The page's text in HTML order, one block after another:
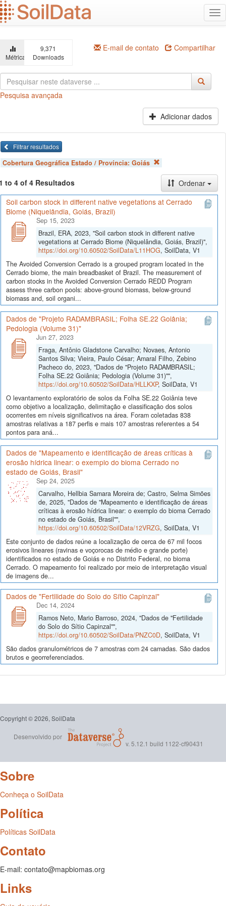
Ir
para
o
principal
Métricas
9,371
Downloads
E-mail de contato Compartilhar
Pesquisa avançada
Adicionar dados
Filtrar resultados
Cobertura Geográfica Estado / Província: Goiás
to 4 of 4 Resultados
Ordenar
Soil carbon stock in different native vegetations at Cerrado
Biome (Niquelândia, Goiás, Brazil)
Sep 15, 2023
Brazil, ERA, 2023, "Soil carbon stock in different native
vegetations at Cerrado Biome (Niquelândia, Goiás, Brazil)",
https://doi.org/10.60502/SoilData/L11HOG, SoilData, V1
The Avoided Conversion Cerrado is a grouped program located in the
Cerrado biome, the main breadbasket of Brazil. The measurement of
carbon stocks in the Avoided Conversion Cerrado REDD Program
assess three carbon pools: above-ground biomass, below-ground
biomass and, soil organi...
Dados de "Projeto RADAMBRASIL; Folha SE.22 Goiânia;
Pedologia (Volume 31)"
Jun 27, 2023
Fraga, Antônio Gladstone Carvalho; Novaes, Antonio
Santos Silva; Vieira, Paulo César; Amaral Filho, Zebino
Pacheco do, 2023, "Dados de "Projeto RADAMBRASIL;
Folha SE.22 Goiânia; Pedologia (Volume 31)"",
https://doi.org/10.60502/SoilData/HLLKXP, SoilData, V1
O levantamento exploratório de solos da Folha SE.22 Goiânia teve
como objetivo a localização, delimitação e classificação dos solos
ocorrentes em níveis significativos na área. Foram coletadas 838
amostras relativas a 187 perfis e mais 107 amostras referentes a 54
pontos para aná...
Dados de "Mapeamento e identificação de áreas críticas à
erosão hídrica linear: o exemplo do bioma Cerrado no
estado de Goiás, Brasil"
Sep 24, 2025
Carvalho, Hellbia Samara Moreira de; Castro, Selma Simões
de, 2025, "Dados de "Mapeamento e identificação de áreas
críticas à erosão hídrica linear: o exemplo do bioma Cerrado
no estado de Goiás, Brasil"",
https://doi.org/10.60502/SoilData/12VRZG, SoilData, V1
Este conjunto de dados reúne a localização de cerca de 67 mil focos
erosivos lineares (ravinas e voçorocas de médio e grande porte)
identificados no estado de Goiás e no Distrito Federal, no bioma
Cerrado. O mapeamento foi realizado por meio de interpretação visual
de imagens de...
Dados de "Fertilidade do Solo do Sítio Capinzal"
Dec 14, 2024
Ramos Neto, Mario Barroso, 2024, "Dados de "Fertilidade
do Solo do Sítio Capinzal"",
https://doi.org/10.60502/SoilData/PNZC0D, SoilData, V1
São dados granulométricos de 7 amostras com 24 camadas. São dados
brutos e georreferenciados.
Copyright © 2026, SoilData
Desenvolvido por
v. 5.12.1 build 1122-cf90431
Sobre
Conheça o SoilData
Política
Políticas SoilData
Contato
E-mail: contato@mapbiomas.org
Links